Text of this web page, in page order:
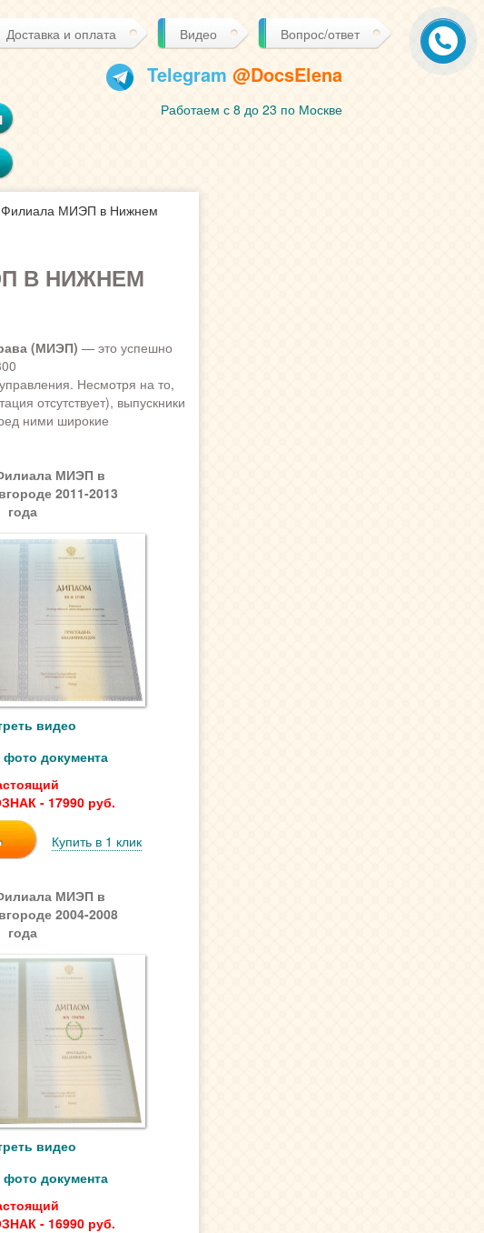
Доставка и оплата Видео Вопрос/ответ
Telegram @DocsElena
Работаем с 8 до 23 по Москве
МИЭП в Нижнем
В НИЖНЕМ
(МИЭП) — это успешно
Несмотря на то,
отсутствует), выпускники
ними широкие
МИЭП в
2011-2013
года
видео
документа
- 17990 руб.
Купить в 1 клик
МИЭП в
2004-2008
года
видео
документа
- 16990 руб.